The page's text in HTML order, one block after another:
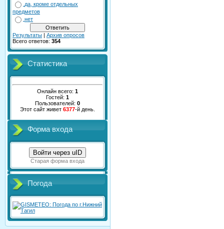
да, кроме отдельных
предметов
нет
Результаты | Архив опросов
Всего ответов: 354
Статистика
Онлайн всего: 1
Гостей: 1
Пользователей: 0
Этот сайт живет 6377-й день.
Форма входа
Войти через uID
Старая форма входа
Погода